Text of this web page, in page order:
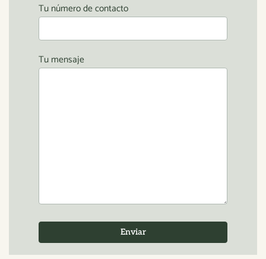
Tu número de contacto
Tu mensaje